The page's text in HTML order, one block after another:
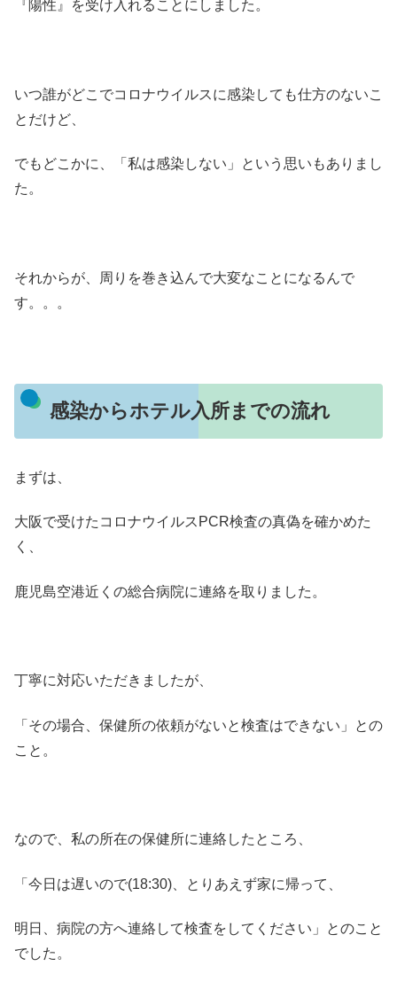
『陽性』を受け入れることにしました。
いつ誰がどこでコロナウイルスに感染しても仕方のないこ
とだけど、
でもどこかに、「私は感染しない」という思いもありまし
た。
それからが、周りを巻き込んで大変なことになるんで
す。。。
感染からホテル入所までの流れ
まずは、
大阪で受けたコロナウイルスPCR検査の真偽を確かめた
く、
鹿児島空港近くの総合病院に連絡を取りました。
丁寧に対応いただきましたが、
「その場合、保健所の依頼がないと検査はできない」との
こと。
なので、私の所在の保健所に連絡したところ、
「今日は遅いので(18:30)、とりあえず家に帰って、
明日、病院の方へ連絡して検査をしてください」とのこと
でした。